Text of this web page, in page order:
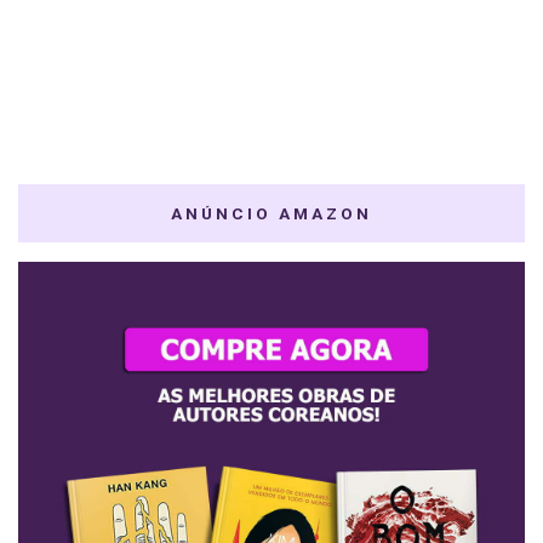
ANÚNCIO AMAZON